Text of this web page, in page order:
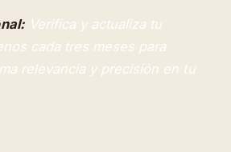
Verifica y actualiza tu
cada tres meses para
relevancia y precisión en tu